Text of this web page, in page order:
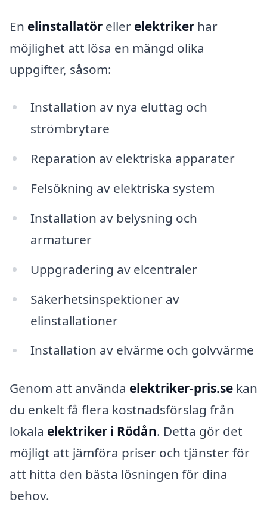
En elinstallatör eller elektriker har
möjlighet att lösa en mängd olika
uppgifter, såsom:
Installation av nya eluttag och
strömbrytare
Reparation av elektriska apparater
Felsökning av elektriska system
Installation av belysning och
armaturer
Uppgradering av elcentraler
Säkerhetsinspektioner av
elinstallationer
Installation av elvärme och golvvärme
Genom att använda elektriker-pris.se kan
du enkelt få flera kostnadsförslag från
lokala elektriker i Rödån. Detta gör det
möjligt att jämföra priser och tjänster för
att hitta den bästa lösningen för dina
behov.